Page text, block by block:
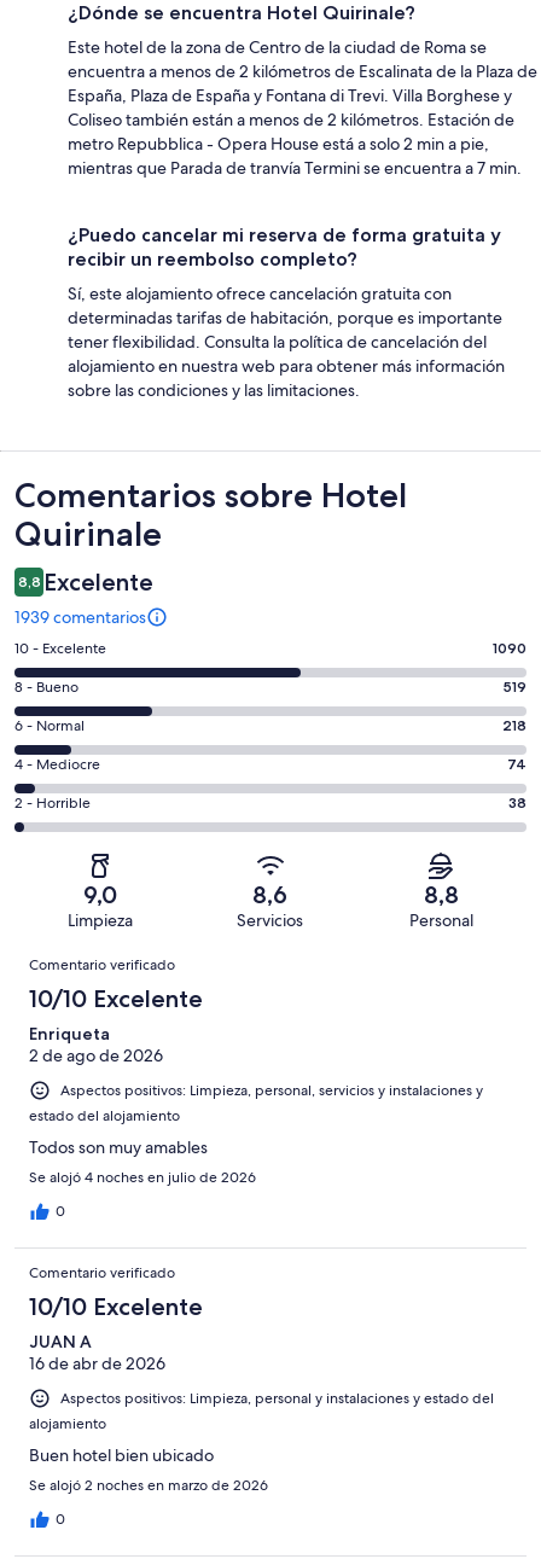
¿Dónde se encuentra Hotel Quirinale?
Este hotel de la zona de Centro de la ciudad de Roma se
encuentra a menos de 2 kilómetros de Escalinata de la Plaza de
España, Plaza de España y Fontana di Trevi. Villa Borghese y
Coliseo también están a menos de 2 kilómetros. Estación de
metro Repubblica - Opera House está a solo 2 min a pie,
mientras que Parada de tranvía Termini se encuentra a 7 min.
¿Puedo cancelar mi reserva de forma gratuita y
recibir un reembolso completo?
Sí, este alojamiento ofrece cancelación gratuita con
determinadas tarifas de habitación, porque es importante
tener flexibilidad. Consulta la política de cancelación del
alojamiento en nuestra web para obtener más información
sobre las condiciones y las limitaciones.
Comentarios
Comentarios sobre Hotel
Quirinale
8,8 Excelente
1939 comentarios
1090
comentarios
de
un
total
de
1939
con
puntuación
10 - Excelente 1090
519
comentarios
de
un
total
de
puntuación
8 - Bueno 519
218
comentarios
de
un
total
puntuación
Normal
6 - Normal 218
74
comentarios
de
una
puntuación
Mediocre
4 - Mediocre 74
38
comentarios
1939
una
puntuación
de
Horrible
2 - Horrible 38
9,0
Limpieza
8,6
Servicios
8,8
Personal
Comentarios
Comentario verificado
10/10 Excelente
Enriqueta
2 de ago de 2026
Aspectos positivos: Limpieza, personal, servicios y instalaciones y
estado del alojamiento
Todos son muy amables
Se alojó 4 noches en julio de 2026
0
Comentario verificado
10/10 Excelente
JUAN A
16 de abr de 2026
Aspectos positivos: Limpieza, personal y instalaciones y estado del
alojamiento
Buen hotel bien ubicado
Se alojó 2 noches en marzo de 2026
0